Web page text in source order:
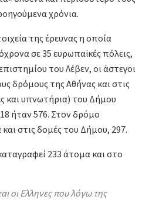
χρόνια.
της έρευνας η οποία
σε 35 ευρωπαϊκές πόλεις,
του Λέβεν, οι άστεγοι
δρόμους της Αθήνας και στις
και υπνωτήρια) του Δήμου
ήταν 576. Στον δρόμο
στις δομές του Δήμου, 297.
233 άτομα και στο
οι Ελληνες που λόγω της